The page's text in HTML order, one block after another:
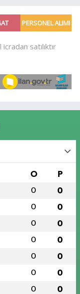
O P
0 0
0 0
0 0
0 0
0 0
0 0
0 0